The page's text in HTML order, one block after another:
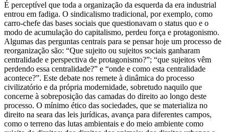
É perceptível que toda a organização da esquerda da era industrial
entrou em fadiga. O sindicalismo tradicional, por exemplo, como
carro-chefe das bases sociais que questionavam o status quo e o
modo de acumulação do capitalismo, perdeu força e protagonismo.
Algumas das perguntas centrais para se pensar hoje um processo de
reorganização são: “Que sujeito ou sujeitos sociais ganharam
centralidade e perspectiva de protagonismo?”; “que sujeitos vêm
perdendo essa centralidade?” e “onde e como esta centralidade
acontece?”. Este debate nos remete à dinâmica do processo
civilizatório e da própria modernidade, sobretudo naquilo que
concerne à sobreposição das camadas do direito ao longo deste
processo. O mínimo ético das sociedades, que se materializa no
direito na seara das leis jurídicas, avança para diferentes campos,
como o terreno das lutas ambientais e do meio ambiente como